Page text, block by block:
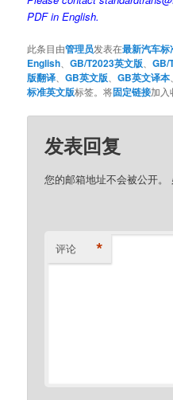
PDF in English.
此条目由管理员发表在最新汽车
English 、GB/T2023英文版 、GB/
版翻译 、GB英文版 、GB英文译本
标准英文版标签。将固定链接加入
发表回复
您的邮箱地址不会被公开。
评论 *